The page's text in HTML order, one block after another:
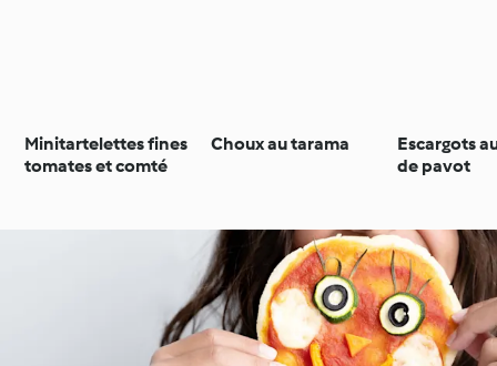
Minitartelettes fines
tomates et comté
Choux au tarama
Escargots
de pavot